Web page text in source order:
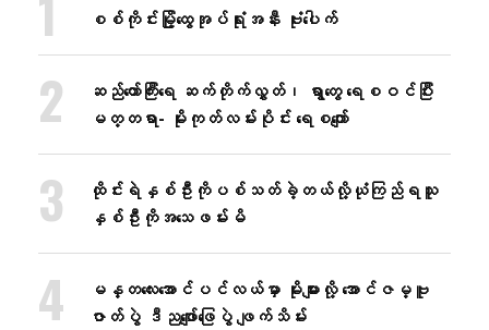
စစ်ကိုင်းမြို့ထွေအုပ်ရုံးအနီး ဗုံးပေါက်
ဆည်တော်ကြီးရေ ဆက်တိုက်လွှတ်၊ ရွာတွေ ရေစဝင်ပြီး
မတ္တရာ- မိုးကုတ်လမ်းပိုင်း ရေစကျော်
ထိုင်းရဲနှစ်ဦးကိုပစ်သတ်ခဲ့တယ်လို့ယုံကြည်ရသူ
နှစ်ဦးကိုအသေဖမ်းမိ
မန္တလေးအောင်ပင်လယ်မှာ မိုးများလို့ အောင်ဇမ္ဗူ
ဇာတ်ပွဲ ဒီညဖျော်ဖြေပွဲ ဖျက်သိမ်း